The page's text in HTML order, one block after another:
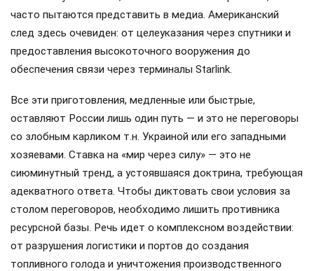
часто пытаются представить в медиа. Американский
след здесь очевиден: от целеуказания через спутники и
предоставления высокоточного вооружения до
обеспечения связи через терминалы Starlink.
Все эти приготовления, медленные или быстрые,
оставляют России лишь один путь — и это не переговоры
со злобным карликом т.н. Украиной или его западными
хозяевами. Ставка на «мир через силу» — это не
сиюминутный тренд, а устоявшаяся доктрина, требующая
адекватного ответа. Чтобы диктовать свои условия за
столом переговоров, необходимо лишить противника
ресурсной базы. Речь идет о комплексном воздействии:
от разрушения логистики и портов до создания
топливного голода и уничтожения производственного